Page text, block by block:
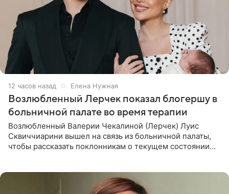
12 часов назад Елена Нужная
Возлюбленный Лерчек показал блогершу в
больничной палате во время терапии
Возлюбленный Валерии Чекалиной (Лерчек) Луис
Сквиччиарини вышел на связь из больничной палаты,
чтобы рассказать поклонникам о текущем состоянии